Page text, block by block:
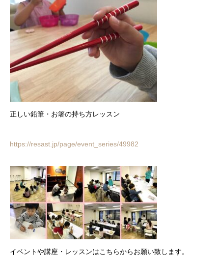
正しい鉛筆・お箸の持ち方レッスン
https://resast.jp/page/event_series/49982
イベントや講座・レッスンはこちらからお願い致します。